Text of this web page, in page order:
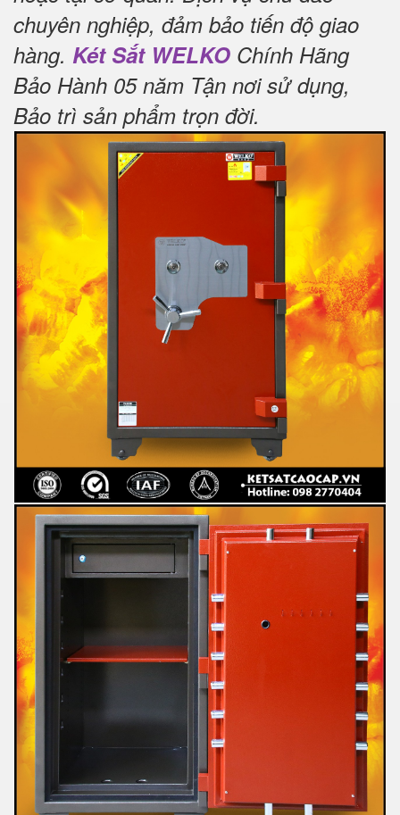
chuyên nghiệp, đảm bảo tiến độ giao
hàng. Két Sắt WELKO Chính Hãng
Bảo Hành 05 năm Tận nơi sử dụng,
Bảo trì sản phẩm trọn đời.